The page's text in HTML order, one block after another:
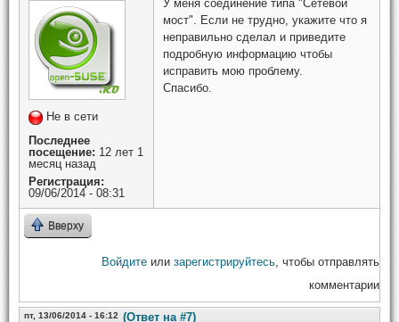
Не в сети
Последнее
посещение: 12 лет 1
месяц назад
Регистрация:
09/06/2014 - 08:31
У меня соединение типа "Сетевой
мост". Если не трудно, укажите что я
неправильно сделал и приведите
подробную информацию чтобы
исправить мою проблему.
Спасибо.
Вверху
Войдите или зарегистрируйтесь , чтобы отправлять
комментарии
пт, 13/06/2014 - 16:12 (Ответ на #7)